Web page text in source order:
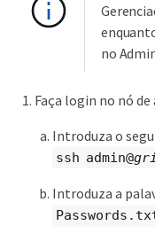
no
Faça login no nó
Introduza o
ssh admin@
Introduza a